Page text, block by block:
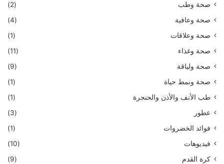
صحة وطب
(2)
صحة وعافية
(4)
صحة وعلاقات
(1)
صحة وغذاء
(11)
صحة ولياقة
(9)
صحة ونمط حياة
(1)
طب الأنف والأذن والحنجرة
(1)
عطور
(3)
فوائد الخضروات
(1)
فيديوهات
(10)
كرة القدم
(9)